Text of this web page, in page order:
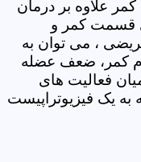
کمر علاوه بر درمان
قسمت کمر و
، می توان به
کمر، ضعف عضله
فعالیت های
یک فیزیوتراپیست